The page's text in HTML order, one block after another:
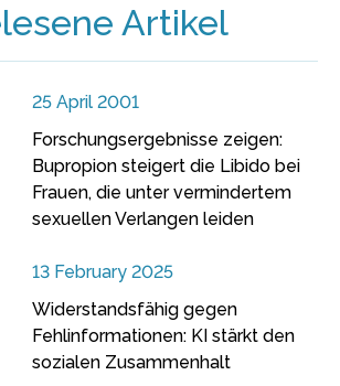
Artikel
25 April 2001
Forschungsergebnisse zeigen:
Bupropion steigert die Libido bei
Frauen, die unter vermindertem
sexuellen Verlangen leiden
13 February 2025
Widerstandsfähig gegen
Fehlinformationen: KI stärkt den
sozialen Zusammenhalt